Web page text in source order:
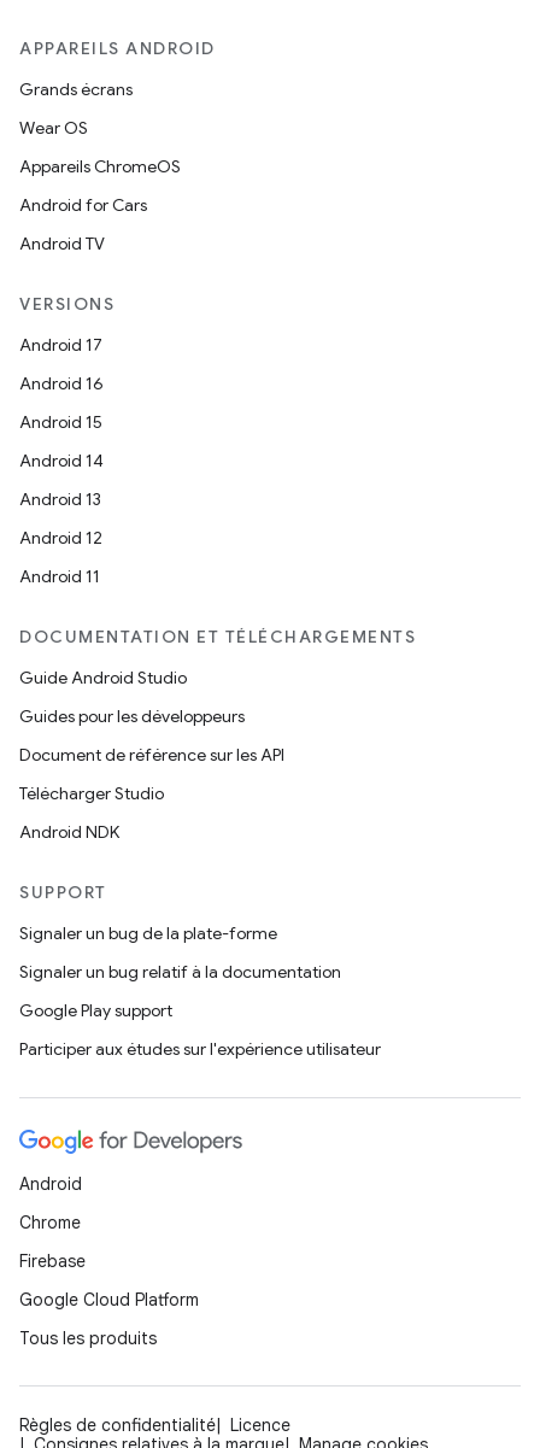
APPAREILS ANDROID
Grands écrans
Wear OS
Appareils ChromeOS
Android for Cars
Android TV
VERSIONS
Android 17
Android 16
Android 15
Android 14
Android 13
Android 12
Android 11
DOCUMENTATION ET TÉLÉCHARGEMENTS
Guide Android Studio
Guides pour les développeurs
Document de référence sur les API
Télécharger Studio
Android NDK
SUPPORT
Signaler un bug de la plate-forme
Signaler un bug relatif à la documentation
Google Play support
Participer aux études sur l'expérience utilisateur
Android
Chrome
Firebase
Google Cloud Platform
Tous les produits
Règles de confidentialité
Licence